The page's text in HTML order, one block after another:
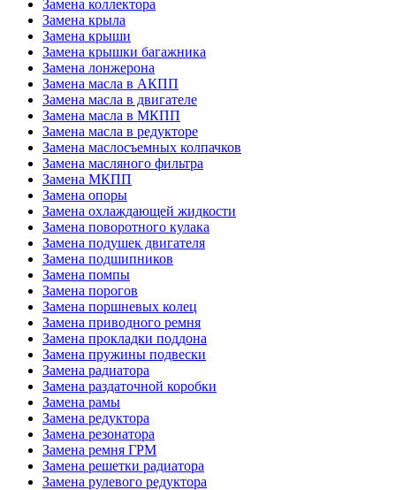
Замена коллектора
Замена крыла
Замена крыши
Замена крышки багажника
Замена лонжерона
Замена масла в АКПП
Замена масла в двигателе
Замена масла в МКПП
Замена масла в редукторе
Замена маслосъемных колпачков
Замена масляного фильтра
Замена МКПП
Замена опоры
Замена охлаждающей жидкости
Замена поворотного кулака
Замена подушек двигателя
Замена подшипников
Замена помпы
Замена порогов
Замена поршневых колец
Замена приводного ремня
Замена прокладки поддона
Замена пружины подвески
Замена радиатора
Замена раздаточной коробки
Замена рамы
Замена редуктора
Замена резонатора
Замена ремня ГРМ
Замена решетки радиатора
Замена рулевого редуктора